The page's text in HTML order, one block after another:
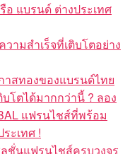
อ แบรนด์ ต่างประเทศ
ามสำเร็จที่เติบโตอย่าง
าสทองของแบรนด์ไทย
โตได้มากกว่านี้ ? ลอง
แฟรนไชส์ที่พร้อม
ะเทศ !
ชั่นแฟรนไชส์ครบวงจร